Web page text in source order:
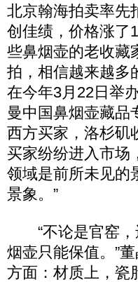
北京翰海拍卖率先
创佳绩，价格涨了
些鼻烟壶的老收藏
拍，相信越来越多
在今年3月22日举
曼中国鼻烟壶藏品
西方买家，洛杉矶
买家纷纷进入市场
领域是前所未见的
景象。”
“不论是官窑，
烟壶只能保值。”
方面：材质上，瓷